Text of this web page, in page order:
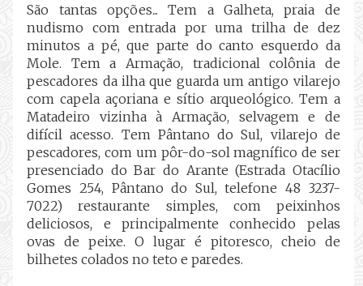
São tantas opções... Tem a Galheta, praia de
nudismo com entrada por uma trilha de dez
minutos a pé, que parte do canto esquerdo da
Mole. Tem a Armação, tradicional colônia de
pescadores da ilha que guarda um antigo vilarejo
com capela açoriana e sítio arqueológico. Tem a
Matadeiro vizinha à Armação, selvagem e de
difícil acesso. Tem Pântano do Sul, vilarejo de
pescadores, com um pôr-do-sol magnífico de ser
presenciado do Bar do Arante (Estrada Otacílio
Gomes 254, Pântano do Sul, telefone 48 3237-
7022) restaurante simples, com peixinhos
deliciosos, e principalmente conhecido pelas
ovas de peixe. O lugar é pitoresco, cheio de
bilhetes colados no teto e paredes.